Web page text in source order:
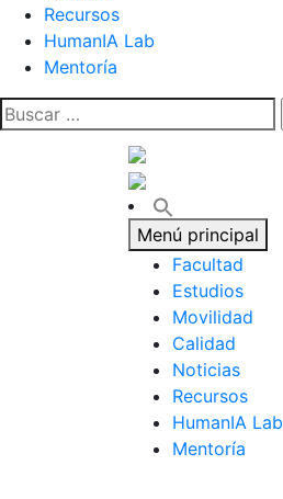
Intro) Recursos
HumanIA Lab
Mentoría
Buscar:
Menú principal
Facultad
Estudios
Movilidad
Calidad
Noticias
Recursos
HumanIA Lab
Mentoría